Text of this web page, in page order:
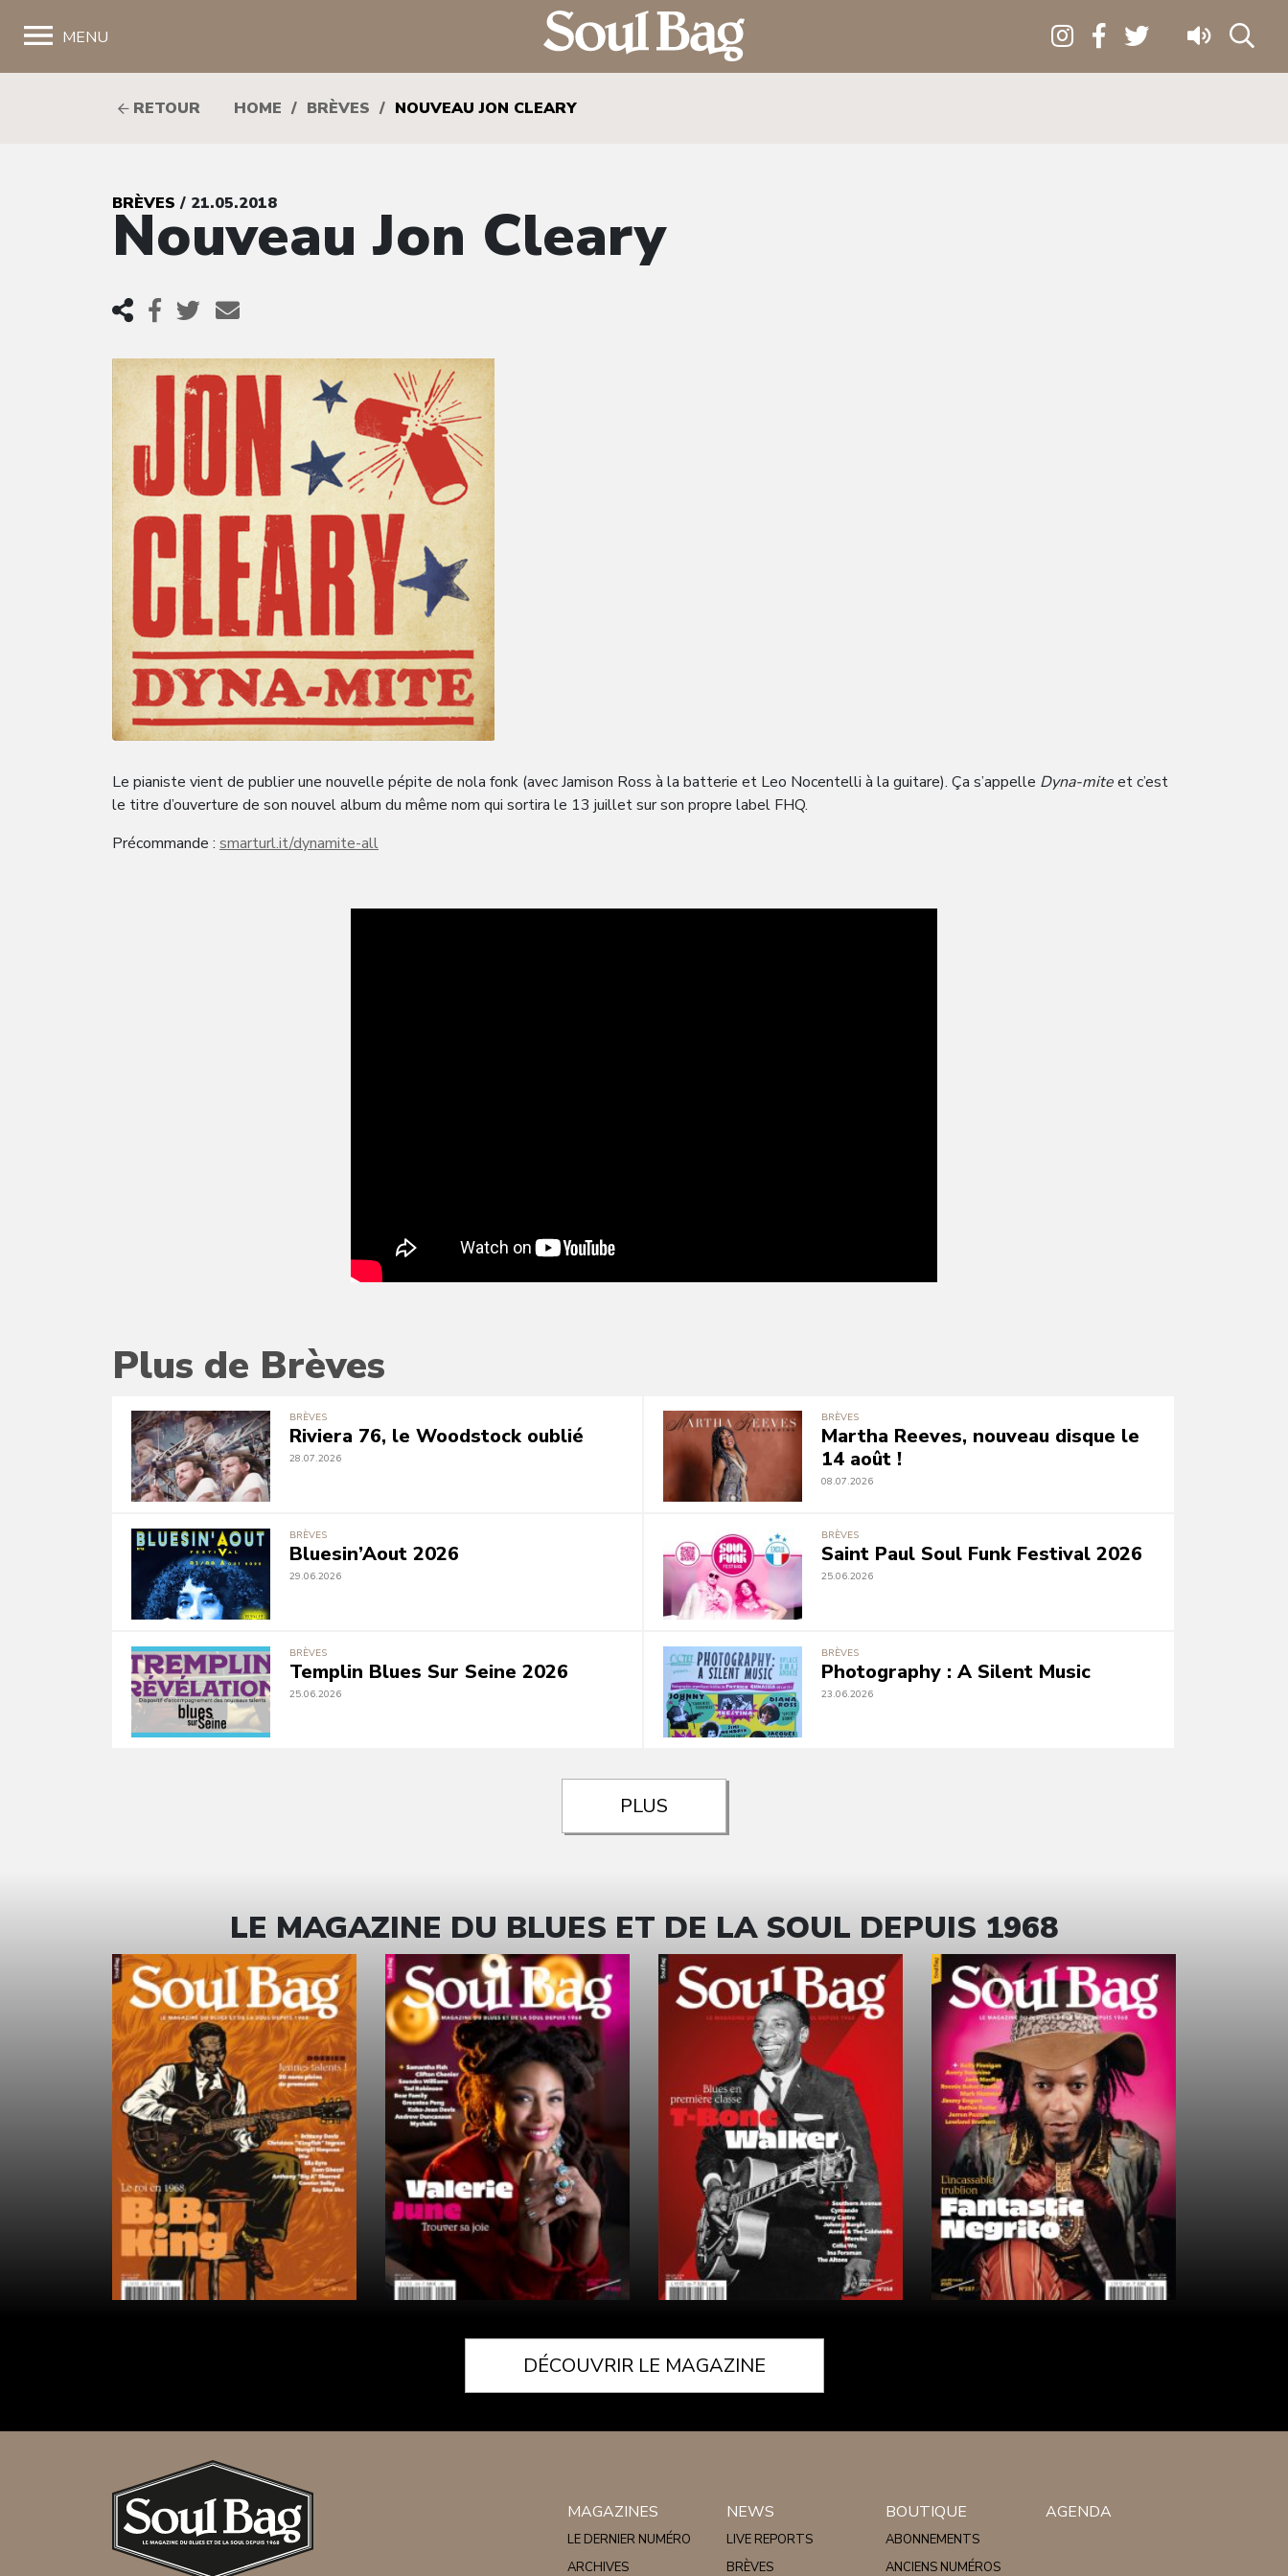
MENU
RETOUR HOME / BRÈVES / NOUVEAU JON CLEARY
BRÈVES / 21.05.2018
Nouveau Jon Cleary
Le pianiste vient de publier une nouvelle pépite de nola fonk (avec Jamison Ross à la batterie et Leo Nocentelli à la guitare). Ça s’appelle Dyna-miteet c’est
le titre d’ouverture de son nouvel album du même nom qui sortira le 13 juillet sur son propre label FHQ.
Précommande : smarturl.it/dynamite-all
Plus de Brèves
BRÈVES
Riviera 76, le Woodstock oublié
28.07.2026
BRÈVES
Martha Reeves, nouveau disque le
14 août !
08.07.2026
BRÈVES
Bluesin’Aout 2026
29.06.2026
BRÈVES
Saint Paul Soul Funk Festival 2026
25.06.2026
BRÈVES
Templin Blues Sur Seine 2026
25.06.2026
BRÈVES
Photography : A Silent Music
23.06.2026
PLUS
LE MAGAZINE DU BLUES ET DE LA SOUL DEPUIS 1968
DÉCOUVRIR LE MAGAZINE
MAGAZINES
LE DERNIER NUMÉRO
ARCHIVES
NEWS
LIVE REPORTS
BRÈVES
BOUTIQUE
ABONNEMENTS
ANCIENS NUMÉROS
AGENDA